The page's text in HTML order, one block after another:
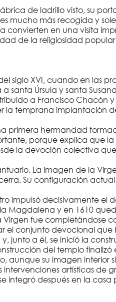
de ladrillo visto, su
mucho más recogida y
convierten en una visita
de la religiosidad
siglo XVI, cuando en las
Úrsula y santa
a Francisco Chacón
temprana implantación
primera hermandad
porque explica que la
la devoción colectiva
La imagen de la
Su configuración
impulsó decisivamente el
Magdalena y en 1610
fue completándose
el conjunto devocional que
junto a él, se inició la
del templo finalizó
su imagen interior
intervenciones artísticas de
integró después en la casa